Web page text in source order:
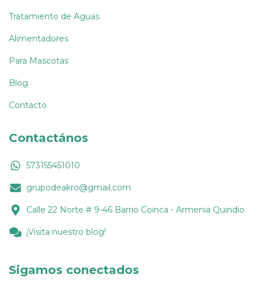
Tratamiento de Aguas
Alimentadores
Para Mascotas
Blog
Contacto
Contactános
573155451010
grupodeakro@gmail.com
Calle 22 Norte # 9-46 Barrio Coinca - Armenia Quindio
¡Visita nuestro blog!
Sigamos conectados